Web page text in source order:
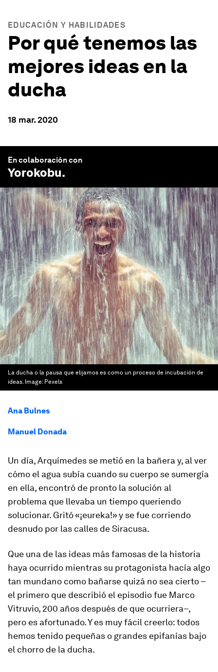
EDUCACIÓN Y HABILIDADES
Por qué tenemos las
mejores ideas en la
ducha
18 mar. 2020
En colaboración con
Yorokobu.
La ducha o la pausa que elijamos es como un proceso de incubación de
ideas. Image: Pexels
Ana Bulnes
Manuel Donada
Un día, Arquímedes se metió en la bañera y, al ver
cómo el agua subía cuando su cuerpo se sumergía
en ella, encontró de pronto la solución al
problema que llevaba un tiempo queriendo
solucionar. Gritó «¡eureka!» y se fue corriendo
desnudo por las calles de Siracusa.
Que una de las ideas más famosas de la historia
haya ocurrido mientras su protagonista hacía algo
tan mundano como bañarse quizá no sea cierto –
el primero que describió el episodio fue Marco
Vitruvio, 200 años después de que ocurriera–,
pero es afortunado. Y es muy fácil creerlo: todos
hemos tenido pequeñas o grandes epifanías bajo
el chorro de la ducha.